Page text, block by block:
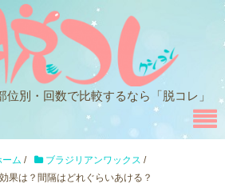
別・回数で比較するなら「脱コレ」
ーム / ブラジリアンワックス /
果は？間隔はどれぐらいあける？